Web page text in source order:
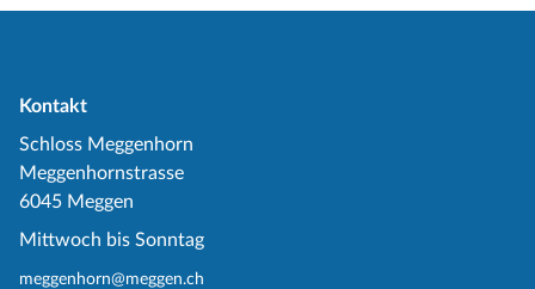
Kontakt
Schloss Meggenhorn
Meggenhornstrasse
6045 Meggen
Mittwoch bis Sonntag
meggenhorn@meggen.ch